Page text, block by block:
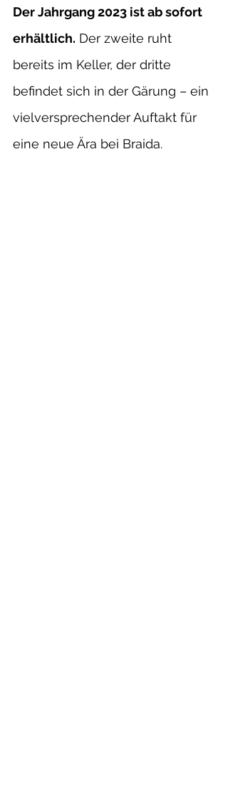
Der Jahrgang 2023 ist ab sofort
erhältlich. Der zweite ruht
bereits im Keller, der dritte
befindet sich in der Gärung – ein
vielversprechender Auftakt für
eine neue Ära bei Braida.